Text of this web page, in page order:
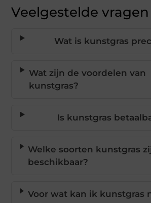
Veelgestelde vragen
Wat is kunstgras
Wat zijn de voordelen van
kunstgras?
Is kunstgras
Welke soorten kunstgras
beschikbaar?
Voor wat kan ik kunstgras